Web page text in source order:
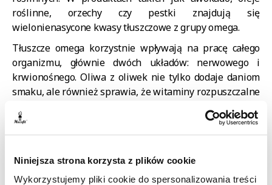
Niniejsza strona korzysta z plików cookie
Wykorzystujemy pliki cookie do spersonalizowania treści
roślinne, orzechy czy pestki znajdują się
wielonienasycone kwasy tłuszczowe z grupy omega.
Tłuszcze omega korzystnie wpływają na pracę całego
organizmu, głównie dwóch układów: nerwowego i
krwionośnego. Oliwa z oliwek nie tylko dodaje daniom
smaku, ale również sprawia, że witaminy rozpuszczalne
organizm.
szukasz zdrowej przekąski.Możesz nimi urozmaicić